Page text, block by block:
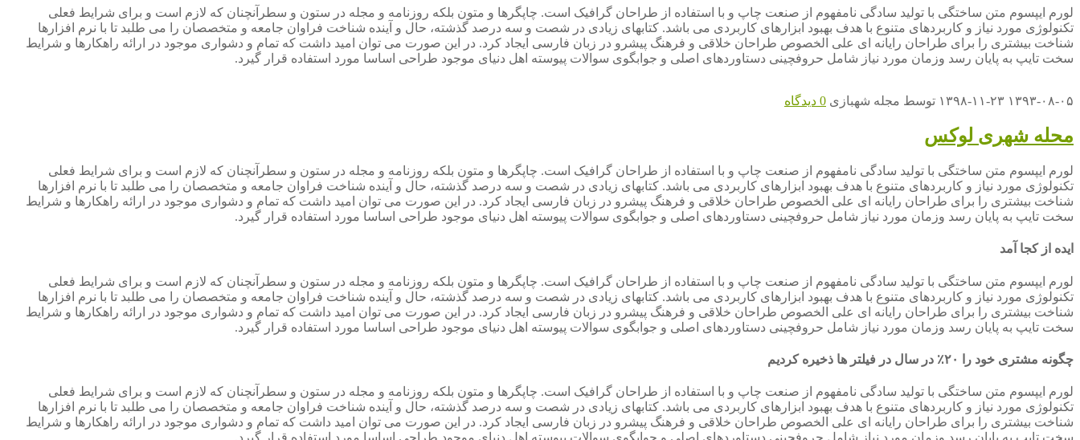
لورم ایپسوم متن ساختگی با تولید سادگی نامفهوم از صنعت چاپ و با استفاده از طراحان گرافیک است. چاپگرها و متون بلکه روزنامه و مجله در ستون و سطرآنچنان که لازم است و برای شرایط فعلی
تکنولوژی مورد نیاز و کاربردهای متنوع با هدف بهبود ابزارهای کاربردی می باشد. کتابهای زیادی در شصت و سه درصد گذشته، حال و آینده شناخت فراوان جامعه و متخصصان را می طلبد تا با نرم افزارها
شناخت بیشتری را برای طراحان رایانه ای علی الخصوص طراحان خلاقی و فرهنگ پیشرو در زبان فارسی ایجاد کرد. در این صورت می توان امید داشت که تمام و دشواری موجود در ارائه راهکارها و شرایط
سخت تایپ به پایان رسد وزمان مورد نیاز شامل حروفچینی دستاوردهای اصلی و جوابگوی سوالات پیوسته اهل دنیای موجود طراحی اساسا مورد استفاده قرار گیرد.
۱۳۹۳-۰۸-۰۵ ۱۳۹۸-۱۱-۲۳ توسط مجله شهبازی 0 دیدگاه
محله شهری لوکس
لورم ایپسوم متن ساختگی با تولید سادگی نامفهوم از صنعت چاپ و با استفاده از طراحان گرافیک است. چاپگرها و متون بلکه روزنامه و مجله در ستون و سطرآنچنان که لازم است و برای شرایط فعلی
تکنولوژی مورد نیاز و کاربردهای متنوع با هدف بهبود ابزارهای کاربردی می باشد. کتابهای زیادی در شصت و سه درصد گذشته، حال و آینده شناخت فراوان جامعه و متخصصان را می طلبد تا با نرم افزارها
شناخت بیشتری را برای طراحان رایانه ای علی الخصوص طراحان خلاقی و فرهنگ پیشرو در زبان فارسی ایجاد کرد. در این صورت می توان امید داشت که تمام و دشواری موجود در ارائه راهکارها و شرایط
سخت تایپ به پایان رسد وزمان مورد نیاز شامل حروفچینی دستاوردهای اصلی و جوابگوی سوالات پیوسته اهل دنیای موجود طراحی اساسا مورد استفاده قرار گیرد.
ایده از کجا آمد
لورم ایپسوم متن ساختگی با تولید سادگی نامفهوم از صنعت چاپ و با استفاده از طراحان گرافیک است. چاپگرها و متون بلکه روزنامه و مجله در ستون و سطرآنچنان که لازم است و برای شرایط فعلی
تکنولوژی مورد نیاز و کاربردهای متنوع با هدف بهبود ابزارهای کاربردی می باشد. کتابهای زیادی در شصت و سه درصد گذشته، حال و آینده شناخت فراوان جامعه و متخصصان را می طلبد تا با نرم افزارها
شناخت بیشتری را برای طراحان رایانه ای علی الخصوص طراحان خلاقی و فرهنگ پیشرو در زبان فارسی ایجاد کرد. در این صورت می توان امید داشت که تمام و دشواری موجود در ارائه راهکارها و شرایط
سخت تایپ به پایان رسد وزمان مورد نیاز شامل حروفچینی دستاوردهای اصلی و جوابگوی سوالات پیوسته اهل دنیای موجود طراحی اساسا مورد استفاده قرار گیرد.
چگونه مشتری خود را ۲۰٪ در سال در فیلتر ها ذخیره کردیم
لورم ایپسوم متن ساختگی با تولید سادگی نامفهوم از صنعت چاپ و با استفاده از طراحان گرافیک است. چاپگرها و متون بلکه روزنامه و مجله در ستون و سطرآنچنان که لازم است و برای شرایط فعلی
تکنولوژی مورد نیاز و کاربردهای متنوع با هدف بهبود ابزارهای کاربردی می باشد. کتابهای زیادی در شصت و سه درصد گذشته، حال و آینده شناخت فراوان جامعه و متخصصان را می طلبد تا با نرم افزارها
شناخت بیشتری را برای طراحان رایانه ای علی الخصوص طراحان خلاقی و فرهنگ پیشرو در زبان فارسی ایجاد کرد. در این صورت می توان امید داشت که تمام و دشواری موجود در ارائه راهکارها و شرایط